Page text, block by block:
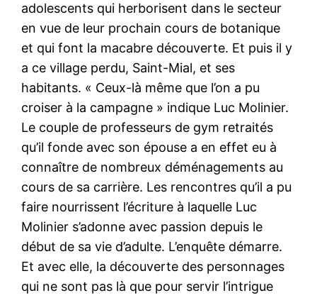
adolescents qui herborisent dans le secteur
en vue de leur prochain cours de botanique
et qui font la macabre découverte. Et puis il y
a ce village perdu, Saint-Mial, et ses
habitants. « Ceux-là même que l’on a pu
croiser à la campagne » indique Luc Molinier.
Le couple de professeurs de gym retraités
qu’il fonde avec son épouse a en effet eu à
connaître de nombreux déménagements au
cours de sa carrière. Les rencontres qu’il a pu
faire nourrissent l’écriture à laquelle Luc
Molinier s’adonne avec passion depuis le
début de sa vie d’adulte. L’enquête démarre.
Et avec elle, la découverte des personnages
qui ne sont pas là que pour servir l’intrigue